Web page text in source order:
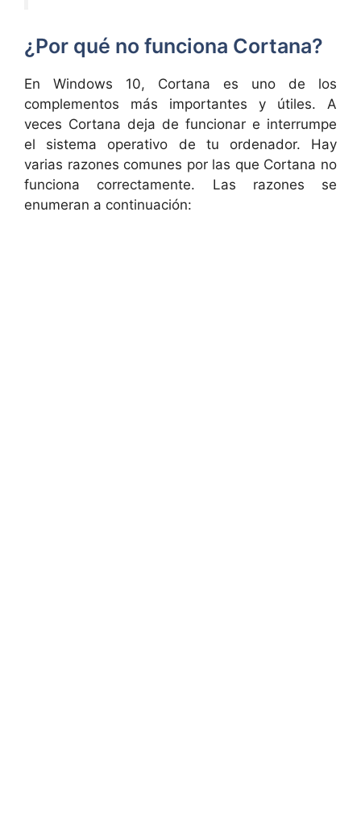
¿Por qué no funciona Cortana?
En Windows 10, Cortana es uno de los
complementos más importantes y útiles. A
veces Cortana deja de funcionar e interrumpe
el sistema operativo de tu ordenador. Hay
varias razones comunes por las que Cortana no
funciona correctamente. Las razones se
enumeran a continuación: